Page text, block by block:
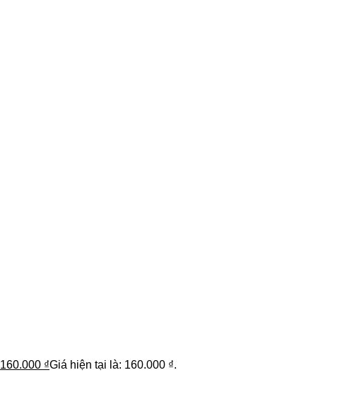
160.000 ₫Giá hiện tại là: 160.000 ₫.